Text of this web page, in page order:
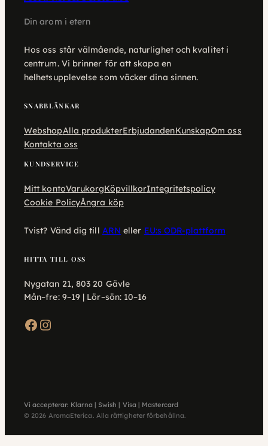
Din arom i etern
Hos oss står välmående, naturlighet och kvalitet i
centrum. Vi brinner för att skapa en
helhetsupplevelse som väcker dina sinnen.
SNABBLÄNKAR
WebshopAlla produkterErbjudandenKunskapOm oss
Kontakta oss
KUNDSERVICE
Mitt kontoVarukorgKöpvillkorIntegritetspolicy
Cookie PolicyÅngra köp
Tvist? Vänd dig till ARN eller EU:s ODR-plattform
HITTA TILL OSS
Nygatan 21, 803 20 Gävle
Mån–fre: 9–19 | Lör–sön: 10–16
Facebook Instagram
Vi accepterar: Klarna | Swish | Visa | Mastercard
© 2026 AromaEterica. Alla rättigheter förbehållna.